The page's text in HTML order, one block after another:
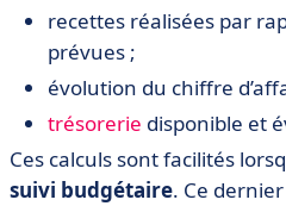
recettes réalisées par
prévues ;
évolution du chiffre
trésorerie disponible et
Ces calculs sont facilités
suivi budgétaire. Ce